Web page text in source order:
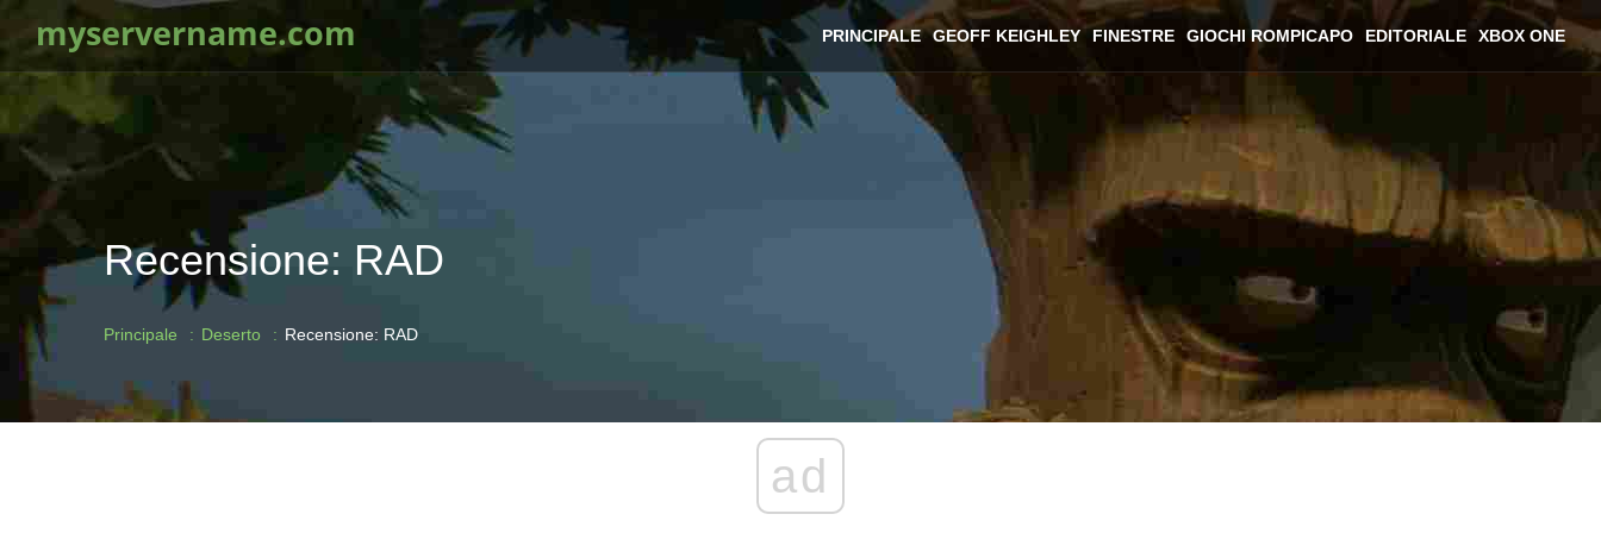
myservername.com PRINCIPALE GEOFF KEIGHLEY FINESTRE GIOCHI ROMPICAPO EDITORIALE XBOX ONE
Recensione: RAD
Principale Deserto Recensione: RAD
ad